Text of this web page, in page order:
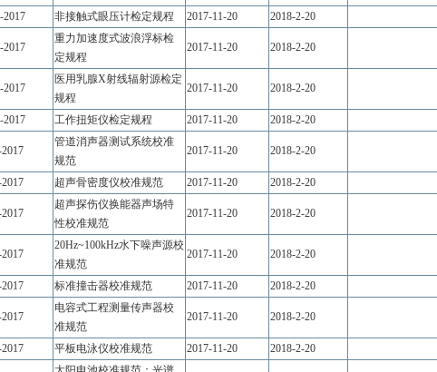
2017
非接触式眼压计检定规程 2017-11-20 2018-2-20
2017
重力加速度式波浪浮标检
定规程
2017-11-20 2018-2-20
2017
医用乳腺X射线辐射源检定
规程
2017-11-20 2018-2-20
2017 工作扭矩仪检定规程 2017-11-20 2018-2-20
管道消声器测试系统校准
规范
2017-11-20 2018-2-20
超声骨密度仪校准规范 2017-11-20 2018-2-20
超声探伤仪换能器声场特
性校准规范
2017-11-20 2018-2-20
20Hz~100kHz水下噪声源校
准规范
2017-11-20 2018-2-20
标准撞击器校准规范 2017-11-20 2018-2-20
电容式工程测量传声器校
准规范
2017-11-20 2018-2-20
平板电泳仪校准规范 2017-11-20 2018-2-20